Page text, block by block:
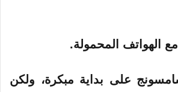
الهواتف المحمولة.
على بداية مبكرة، ولكن